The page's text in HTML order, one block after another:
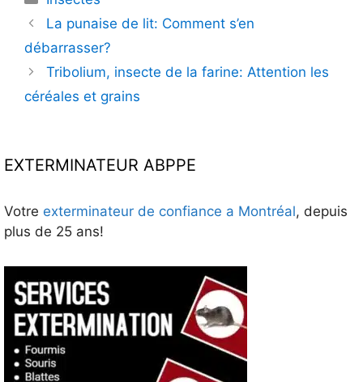
La punaise de lit: Comment s’en
débarrasser?
Tribolium, insecte de la farine: Attention les
céréales et grains
EXTERMINATEUR ABPPE
Votre exterminateur de confiance a Montréal, depuis
plus de 25 ans!